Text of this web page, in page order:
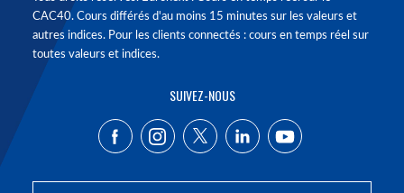
CAC40. Cours différés d'au moins 15 minutes sur les valeurs et
autres indices. Pour les clients connectés : cours en temps réel sur
toutes valeurs et indices.
SUIVEZ-NOUS